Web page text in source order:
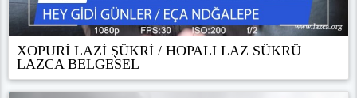
XOP̌URİ LAZİ ŞÜKRİ / HOPALI LAZ SÜKRÜ
LAZCA BELGESEL